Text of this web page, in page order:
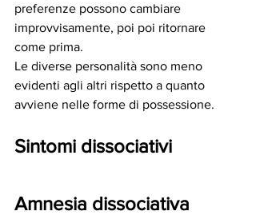
preferenze possono cambiare
improvvisamente, poi poi ritornare
come prima.
Le diverse personalità sono meno
evidenti agli altri rispetto a quanto
avviene nelle forme di possessione.
Sintomi dissociativi
Amnesia dissociativa